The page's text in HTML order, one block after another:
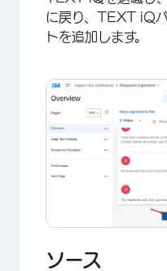
に戻り、TEXT iQ
トを追加します。
ソース